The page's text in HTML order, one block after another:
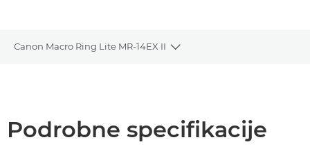
Canon Macro Ring Lite MR-14EX II
Toggle breadcrumbs
Podrobne specifikacije